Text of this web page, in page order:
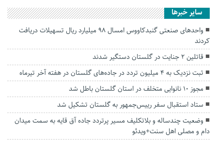
سایر خبرها
واحدهای صنعتی گنبدکاووس امسال ۹۸ میلیارد ریال تسهیلات دریافت
کردند
قاتلین ۲ جنایت در گلستان دستگیر شدند
ثبت نزدیک به ۴ میلیون تردد در جاده‌های گلستان در هفته آخر تیرماه
مجوز ۱۰ نانوایی متخلف در استان گلستان باطل شد
ستاد استقبال سفر رییس‌جمهور به گلستان تشکیل شد
وضعیت چندساله و بلاتکلیف مسیر پرتردد جاده آق قایه به سمت میدان
دام و مصلی اهل سنت+ویدئو